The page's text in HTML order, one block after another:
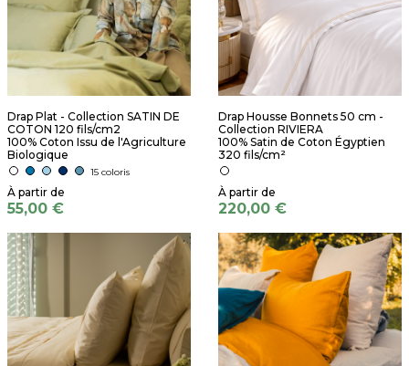
Drap Plat - Collection SATIN DE
COTON 120 fils/cm2
100% Coton Issu de l'Agriculture
Biologique
15 coloris
55,00 €
Drap Housse Bonnets 50 cm -
Collection RIVIERA
100% Satin de Coton Égyptien
320 fils/cm²
220,00 €